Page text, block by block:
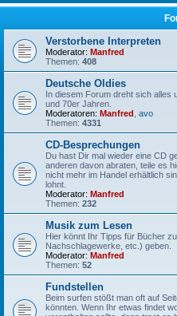
Verstorbene Interpreten
Moderator: Manfred
Themen: 408
Deutsche Oldies
In diesem Forum dreht sich alles
und 70er Jahren.
Moderatoren: Manfred avo
Themen: 4331
CD-Besprechungen
Du hast Dir mal wieder eine CD
anderen davon abraten, teile es
nicht mehr im Handel erhältlich
lohnt.
Moderator: Manfred
Themen: 232
Musik zum Lesen
Hier könnt Ihr Tipps für Bücher
Nachschlagewerke, etc.) geben.
Moderator: Manfred
Themen: 52
Fundstellen
Beim surfen stößt man oft auf
könnten. Wenn Ihr etwas findet